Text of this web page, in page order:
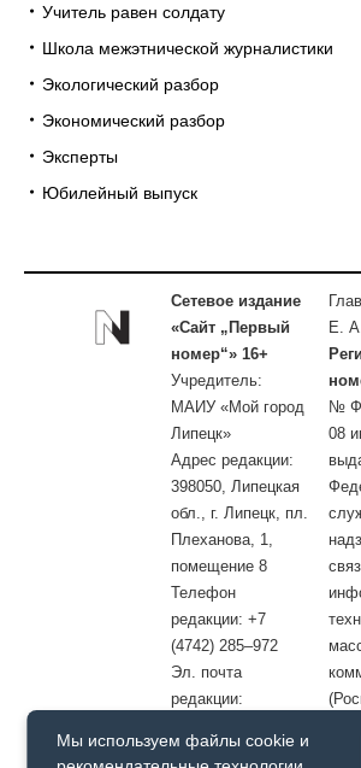
Мы используем файлы cookie и
Учитель равен солдату
Школа межэтнической журналистики
Экологический разбор
Экономический разбор
Эксперты
Юбилейный выпуск
Сетевое издание
«Сайт „Первый
номер“» 16+
Учредитель:
МАИУ «Мой город
Липецк»
Адрес редакции:
398050, Липецкая
обл., г. Липецк, пл.
Плеханова, 1,
помещение 8
Телефон
редакции: +7
(4742) 285–972
Эл. почта
редакции:
Е.
№
08
Первый номер © / Допускается